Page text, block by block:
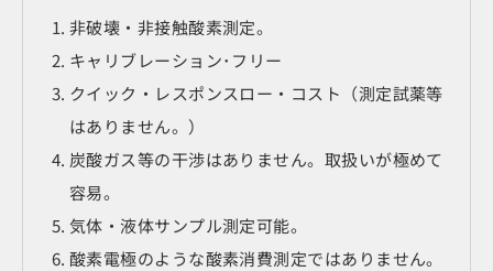
非破壊・非接触酸素測定。
キャリブレーション･フリー
クイック・レスポンスロー・コスト（測定試薬等
はありません。）
炭酸ガス等の干渉はありません。取扱いが極めて
容易。
気体・液体サンプル測定可能。
酸素電極のような酸素消費測定ではありません。